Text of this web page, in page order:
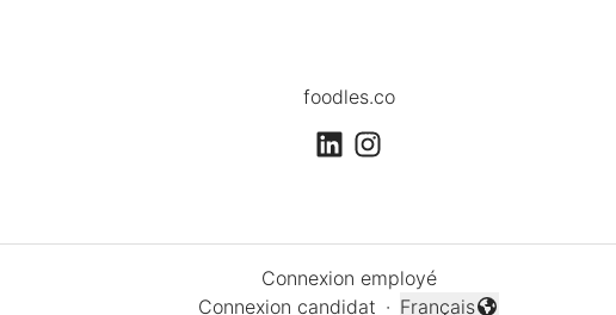
foodles.co
Connexion employé
Connexion candidat · Français